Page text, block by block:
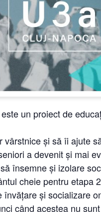
un proiect de
și să îi ajute
a devenit și mai
însemne și izolare
cheie pentru etapa
și socializare
când acestea nu